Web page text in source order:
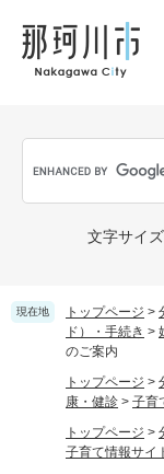
ス
文字サイズ
市
届出（ダ
住まい・く
戸籍・保
健康・医
子
妊娠・出産
乳児・幼児
事
お知らせ
市
現在地 トップページ >
ド）・手続き >
のご案内
トップページ >
康・健診 > 子育
トップページ >
子育て情報サイ